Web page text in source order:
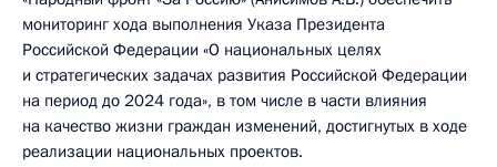
мониторинг хода выполнения Указа Президента
Российской Федерации «О национальных целях
и стратегических задачах развития Российской Федерации
на период до 2024 года», в том числе в части влияния
на качество жизни граждан изменений, достигнутых в ходе
реализации национальных проектов.